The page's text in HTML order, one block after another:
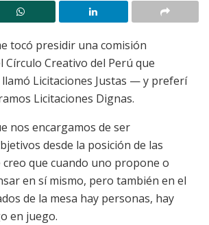
tocó presidir una comisión
Creativo del Perú que
Licitaciones Justas — y preferí
Licitaciones Dignas.
nos encargamos de ser
desde la posición de las
que cuando uno propone o
en sí mismo, pero también en el
de la mesa hay personas, hay
en juego.